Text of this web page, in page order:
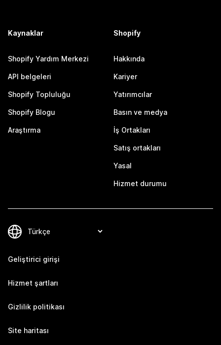
Kaynaklar
Shopify Yardım Merkezi
API belgeleri
Shopify Topluluğu
Shopify Blogu
Araştırma
Shopify
Hakkında
Kariyer
Yatırımcılar
Basın ve medya
İş Ortakları
Satış ortakları
Yasal
Hizmet durumu
Geliştirici girişi
Hizmet şartları
Gizlilik politikası
Site haritası